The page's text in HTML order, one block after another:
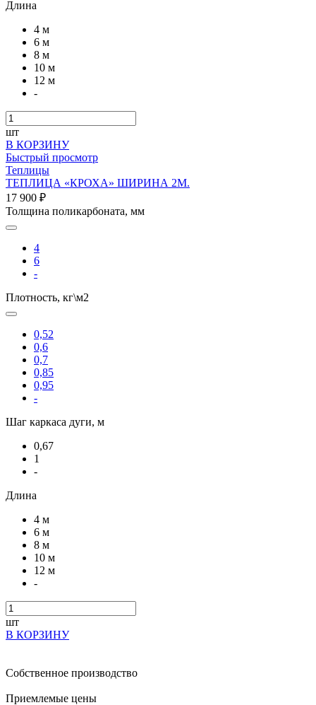
Длина
4 м
6 м
8 м
10 м
12 м
-
шт
В КОРЗИНУ
Быстрый просмотр
Теплицы
ТЕПЛИЦА «КРОХА» ШИРИНА 2М.
17 900 ₽
Толщина поликарбоната, мм
4
6
-
Плотность, кг\м2
0,52
0,6
0,7
0,85
0,95
-
Шаг каркаса дуги, м
0,67
1
-
Длина
4 м
6 м
8 м
10 м
12 м
-
шт
В КОРЗИНУ
Собственное производство
Приемлемые цены